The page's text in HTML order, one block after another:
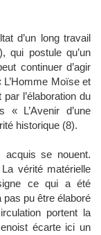
d’un long travail
qui postule qu’un
continuer d’agir
L’Homme Moïse et
l’élaboration du
« L’Avenir d’une
historique (8).
acquis se nouent.
vérité matérielle
ce qui a été
pas pu être élaboré
portent la
écarte ici un